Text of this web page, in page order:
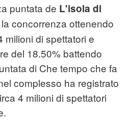
puntata de L'isola di
concorrenza ottenendo
milioni di spettatori e
del 18.50% battendo
di Che tempo che fa
complesso ha registrato
4 milioni di spettatori